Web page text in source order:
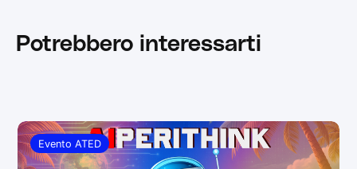
Potrebbero interessarti
Evento ATED